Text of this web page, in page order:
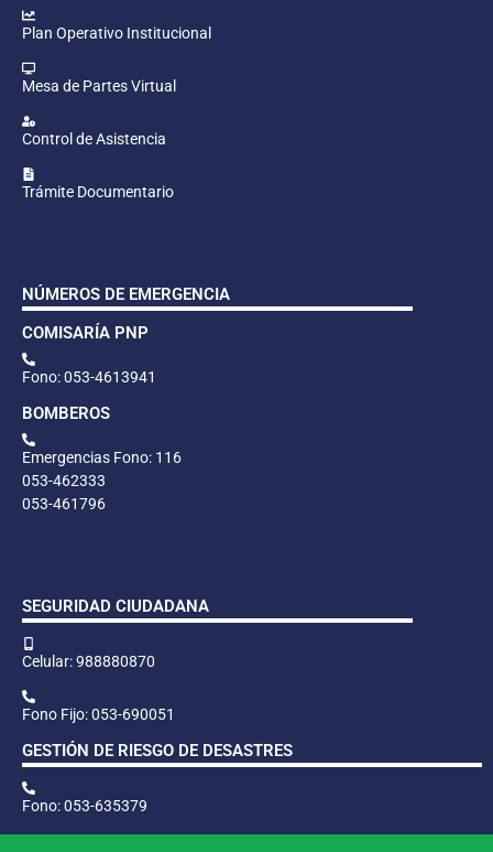
Plan Operativo Institucional
Mesa de Partes Virtual
Control de Asistencia
Trámite Documentario
NÚMEROS DE EMERGENCIA
COMISARÍA PNP
Fono: 053-4613941
BOMBEROS
Emergencias Fono: 116
053-462333
053-461796
SEGURIDAD CIUDADANA
Celular: 988880870
Fono Fijo: 053-690051
GESTIÓN DE RIESGO DE DESASTRES
Fono: 053-635379